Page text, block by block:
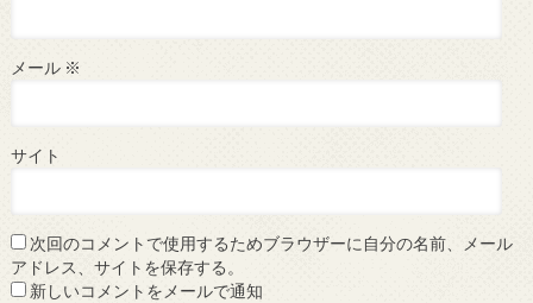
メール ※
サイト
次回のコメントで使用するためブラウザーに自分の名前、メール
アドレス、サイトを保存する。
新しいコメントをメールで通知